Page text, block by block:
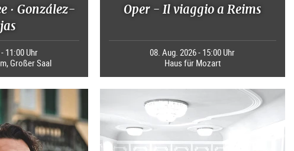
· González-
11:00 Uhr
Großer Saal
Oper - Il viaggio a Reims
08. Aug. 2026 - 15:00 Uhr
Haus für Mozart